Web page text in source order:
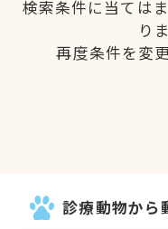
検索条件に当ては
り
再度条件を変
診療動物から